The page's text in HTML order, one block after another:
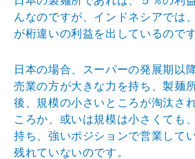
んなのですが、インドネシアでは
が桁違いの利益を出しているのです
日本の場合、スーパーの発展期以
売業の方が大きな力を持ち、製麺
後、規模の小さいところが淘汰さ
ころか、或いは規模は小さくても
持ち、強いポジションで営業して
残れていないのです。